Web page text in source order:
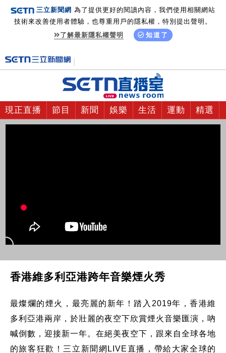
三立新聞網 為了提供更好的閱讀內容，我們使用相關網站
技術來改善使用者體驗，也尊重用戶的隱私權，特別提出聲明。
了解最新隱私權聲明
知道了
現正直播 節目 新聞 娛樂 生活 運動 精選
香港維多利亞港跨年音樂煙火秀
最燦爛的煙火，最亮麗的新年！踏入2019年，香港維
多利亞港兩岸，於壯麗的夜空下欣賞煙火音樂匯演，吶
喊倒數，迎接新一年。在絕美夜空下，跟來自全球各地
的旅客狂歡！三立新聞網LIVE直播，帶給大家全球的